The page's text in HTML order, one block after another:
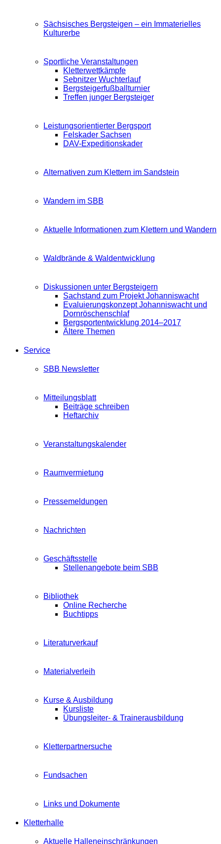
Sächsisches Bergsteigen – ein Immaterielles
Kulturerbe
Sportliche Veranstaltungen
Kletterwettkämpfe
Sebnitzer Wuchterlauf
Bergsteigerfußballturnier
Treffen junger Bergsteiger
Leistungsorientierter Bergsport
Felskader Sachsen
DAV-Expeditionskader
Alternativen zum Klettern im Sandstein
Wandern im SBB
Aktuelle Informationen zum Klettern und Wandern
Waldbrände & Waldentwicklung
Diskussionen unter Bergsteigern
Sachstand zum Projekt Johanniswacht
Evaluierungskonzept Johanniswacht und
Dornröschenschlaf
Bergsportentwicklung 2014–2017
Ältere Themen
Service
SBB Newsletter
Mitteilungsblatt
Beiträge schreiben
Heftarchiv
Veranstaltungskalender
Raumvermietung
Pressemeldungen
Nachrichten
Geschäftsstelle
Stellenangebote beim SBB
Bibliothek
Online Recherche
Buchtipps
Literaturverkauf
Materialverleih
Kurse & Ausbildung
Kursliste
Übungsleiter- & Trainerausbildung
Kletterpartnersuche
Fundsachen
Links und Dokumente
Kletterhalle
Aktuelle Halleneinschränkungen